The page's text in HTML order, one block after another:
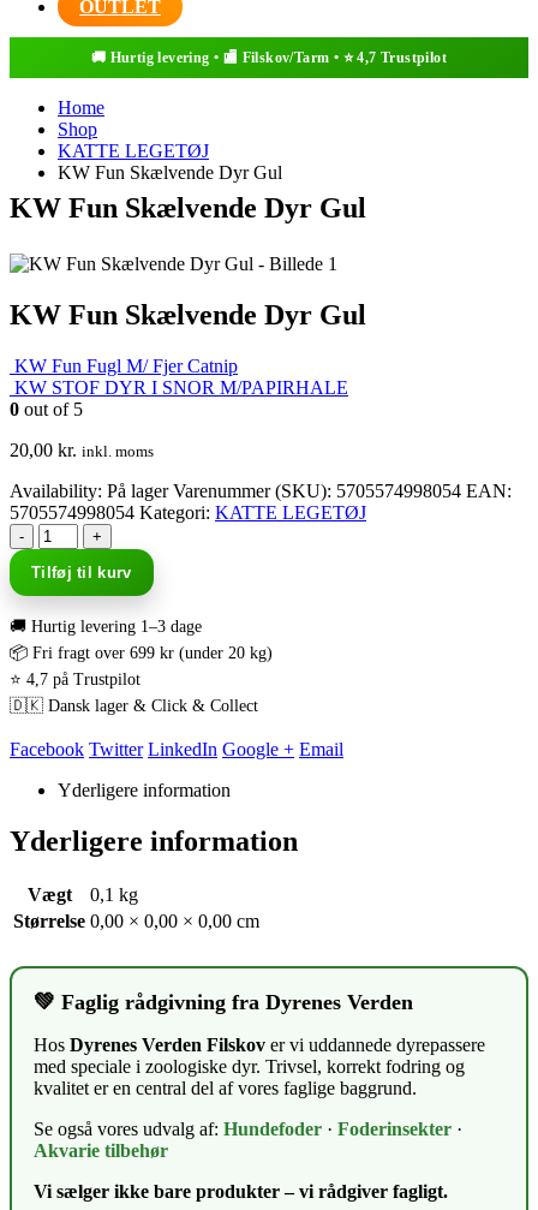
OUTLET
Home
Shop
KATTE LEGETØJ
KW Fun Skælvende Dyr Gul
KW Fun Skælvende Dyr Gul
KW Fun Skælvende Dyr Gul
KW Fun Fugl M/ Fjer Catnip
KW STOF DYR I SNOR M/PAPIRHALE
0 out of 5
20,00 kr. inkl. moms
Availability: På lager Varenummer (SKU): 5705574998054 EAN:
5705574998054 Kategori: KATTE LEGETØJ
-
+
Tilføj til kurv
🚚 Hurtig levering 1–3 dage
📦 Fri fragt over 699 kr (under 20 kg)
⭐ 4,7 på Trustpilot
🇩🇰 Dansk lager & Click & Collect
Facebook Twitter LinkedIn Google + Email
Yderligere information
Yderligere information
Vægt
0,1 kg
Størrelse 0,00 × 0,00 × 0,00 cm
💚 Faglig rådgivning fra Dyrenes Verden
Hos Dyrenes Verden Filskov er vi uddannede dyrepassere
med speciale i zoologiske dyr. Trivsel, korrekt fodring og
kvalitet er en central del af vores faglige baggrund.
Se også vores udvalg af: Hundefoder · Foderinsekter ·
Akvarie tilbehør
Vi sælger ikke bare produkter – vi rådgiver fagligt.